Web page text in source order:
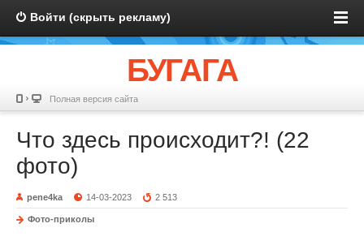
Войти (скрыть рекламу)
БУГАГА
Полная версия сайта
Что здесь происходит?! (22
фото)
pene4ka 14-03-2023 2 513
Фото-приколы